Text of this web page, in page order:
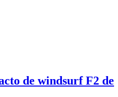
de windsurf F2 de